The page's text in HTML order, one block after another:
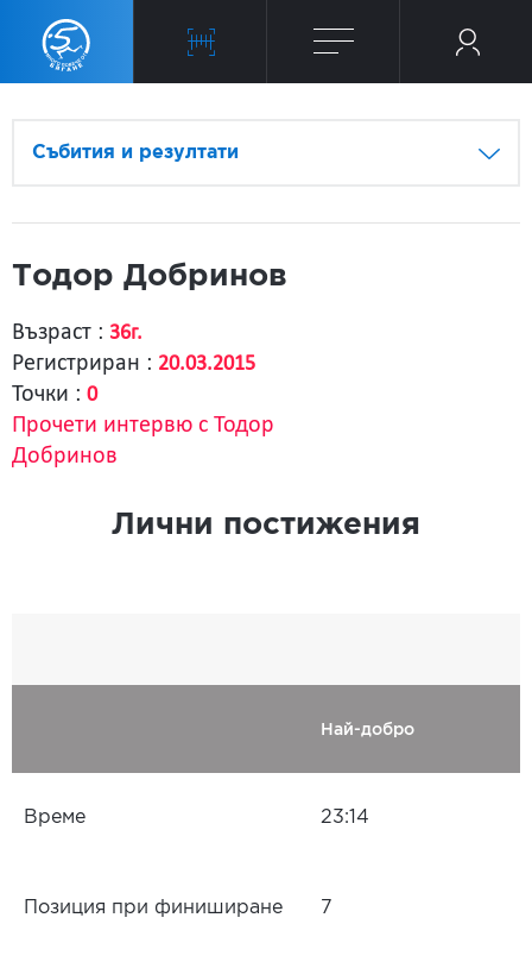
Събития и резултати
Тодор Добринов
Възраст : 36г.
Регистриран : 20.03.2015
Точки : 0
Прочети интервю с Тодор
Добринов
Лични постижения
Най-добро
Време 23:14
Позиция при финиширане 7